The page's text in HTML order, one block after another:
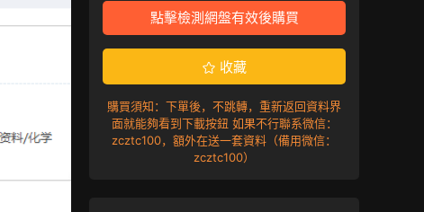
點擊檢測網盤有效後購買
收藏
購買須知：下單後，不跳轉，重新返回資料界
面就能夠看到下載按鈕 如果不行聯系微信：
zcztc100，額外在送一套資料（備用微信：
zcztc100）